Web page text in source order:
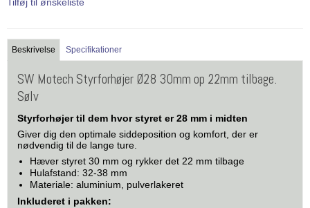
Beskrivelse Specifikationer
SW Motech Styrforhøjer Ø28 30mm op 22mm tilbage.
Sølv
Styrforhøjer til dem hvor styret er 28 mm i midten
Giver dig den optimale siddeposition og komfort, der er
nødvendig til de lange ture.
Hæver styret 30 mm og rykker det 22 mm tilbage
Hulafstand: 32-38 mm
Materiale: aluminium, pulverlakeret
Inkluderet i pakken: